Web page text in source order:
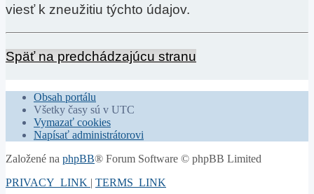
viesť k zneužitiu týchto údajov.
Späť na predchádzajúcu stranu
Obsah portálu
Všetky časy sú v UTC
Vymazať cookies
Napísať administrátorovi
Založené na phpBB® Forum Software © phpBB Limited
PRIVACY_LINK | TERMS_LINK